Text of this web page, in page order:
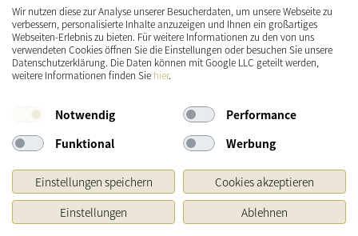
Ursprünglicher Preis des Händlers, Unverbindliche Preisempfehlung des Herstellers
Copyright © 2026 Käthe Wohlfahrt KG
Wir nutzen diese zur Analyse unserer Besucherdaten, um unsere Webseite zu
verbessern, personalisierte Inhalte anzuzeigen und Ihnen ein großartiges
Webseiten-Erlebnis zu bieten. Für weitere Informationen zu den von uns
verwendeten Cookies öffnen Sie die Einstellungen oder besuchen Sie unsere
Datenschutzerklärung. Die Daten können mit Google LLC geteilt werden,
weitere Informationen finden Sie hier.
Notwendig
Performance
Funktional
Werbung
Einstellungen speichern
Cookies akzeptieren
Einstellungen
Ablehnen